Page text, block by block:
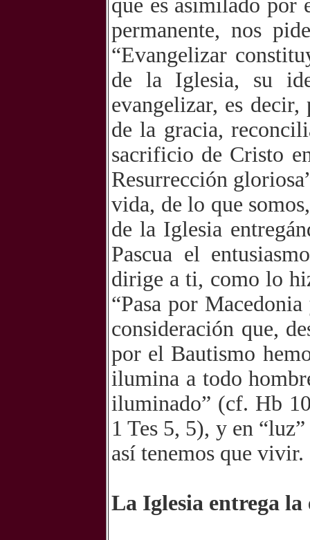
que es asimilado por
permanente, nos
“Evangelizar
de la Iglesia, su
evangelizar, es
de la gracia,
sacrificio de Cristo
Resurrección
vida, de lo que
de la Iglesia
Pascua el
dirige a ti, como lo
“Pasa por
consideración que,
por el Bautismo
ilumina a todo
iluminado” (cf. Hb
1 Tes 5, 5), y en
así tenemos que vivir.
La Iglesia entrega la